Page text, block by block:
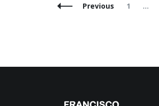
Posts
Previous Page
1 …